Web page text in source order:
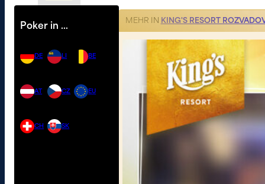
Poker in …
DE
AT
CH
LI
CZ
SK
BE
EU
MEHR IN KING'S RESORT